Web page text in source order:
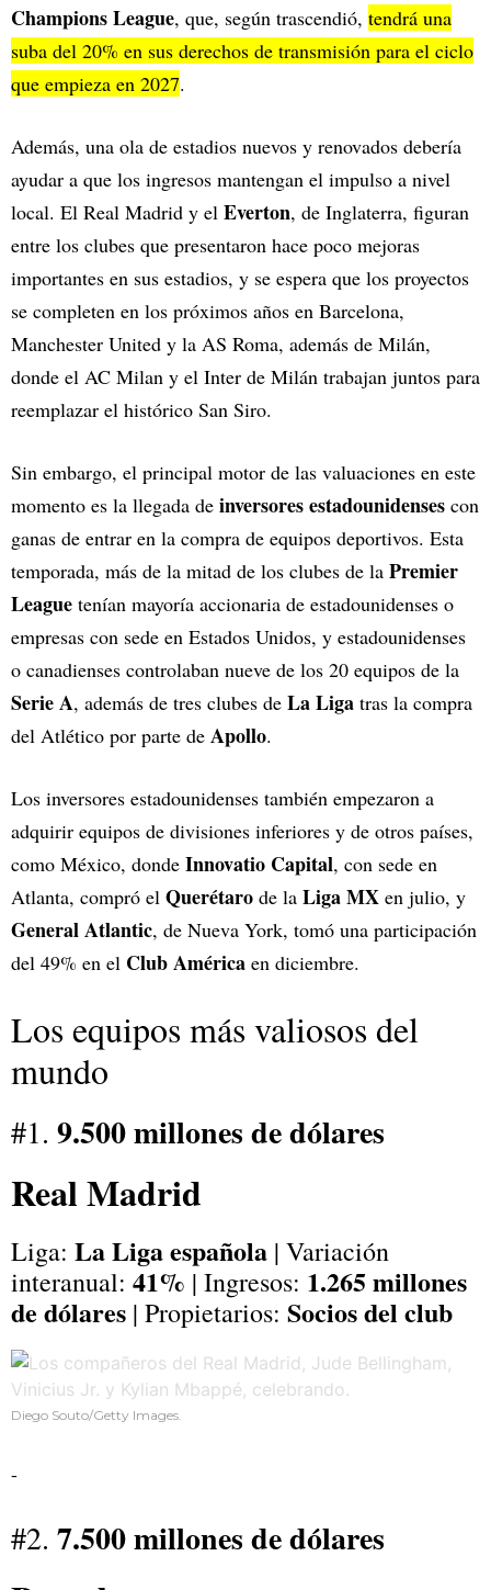
Champions League, que, según trascendió, tendrá una
suba del 20% en sus derechos de transmisión para el ciclo
que empieza en 2027.
Además, una ola de estadios nuevos y renovados debería
ayudar a que los ingresos mantengan el impulso a nivel
local. El Real Madrid y el Everton, de Inglaterra, figuran
entre los clubes que presentaron hace poco mejoras
importantes en sus estadios, y se espera que los proyectos
se completen en los próximos años en Barcelona,
Manchester United y la AS Roma, además de Milán,
donde el AC Milan y el Inter de Milán trabajan juntos para
reemplazar el histórico San Siro.
Sin embargo, el principal motor de las valuaciones en este
momento es la llegada de inversores estadounidenses con
ganas de entrar en la compra de equipos deportivos. Esta
temporada, más de la mitad de los clubes de la Premier
League tenían mayoría accionaria de estadounidenses o
empresas con sede en Estados Unidos, y estadounidenses
o canadienses controlaban nueve de los 20 equipos de la
Serie A, además de tres clubes de La Liga tras la compra
del Atlético por parte de Apollo.
Los inversores estadounidenses también empezaron a
adquirir equipos de divisiones inferiores y de otros países,
como México, donde Innovatio Capital, con sede en
Atlanta, compró el Querétaro de la Liga MX en julio, y
General Atlantic, de Nueva York, tomó una participación
del 49% en el Club América en diciembre.
Los equipos más valiosos del
mundo
#1. 9.500 millones de dólares
Real Madrid
Liga: La Liga española | Variación
interanual: 41% | Ingresos: 1.265 millones
de dólares | Propietarios: Socios del club
Diego Souto/Getty Images.
-
#2. 7.500 millones de dólares